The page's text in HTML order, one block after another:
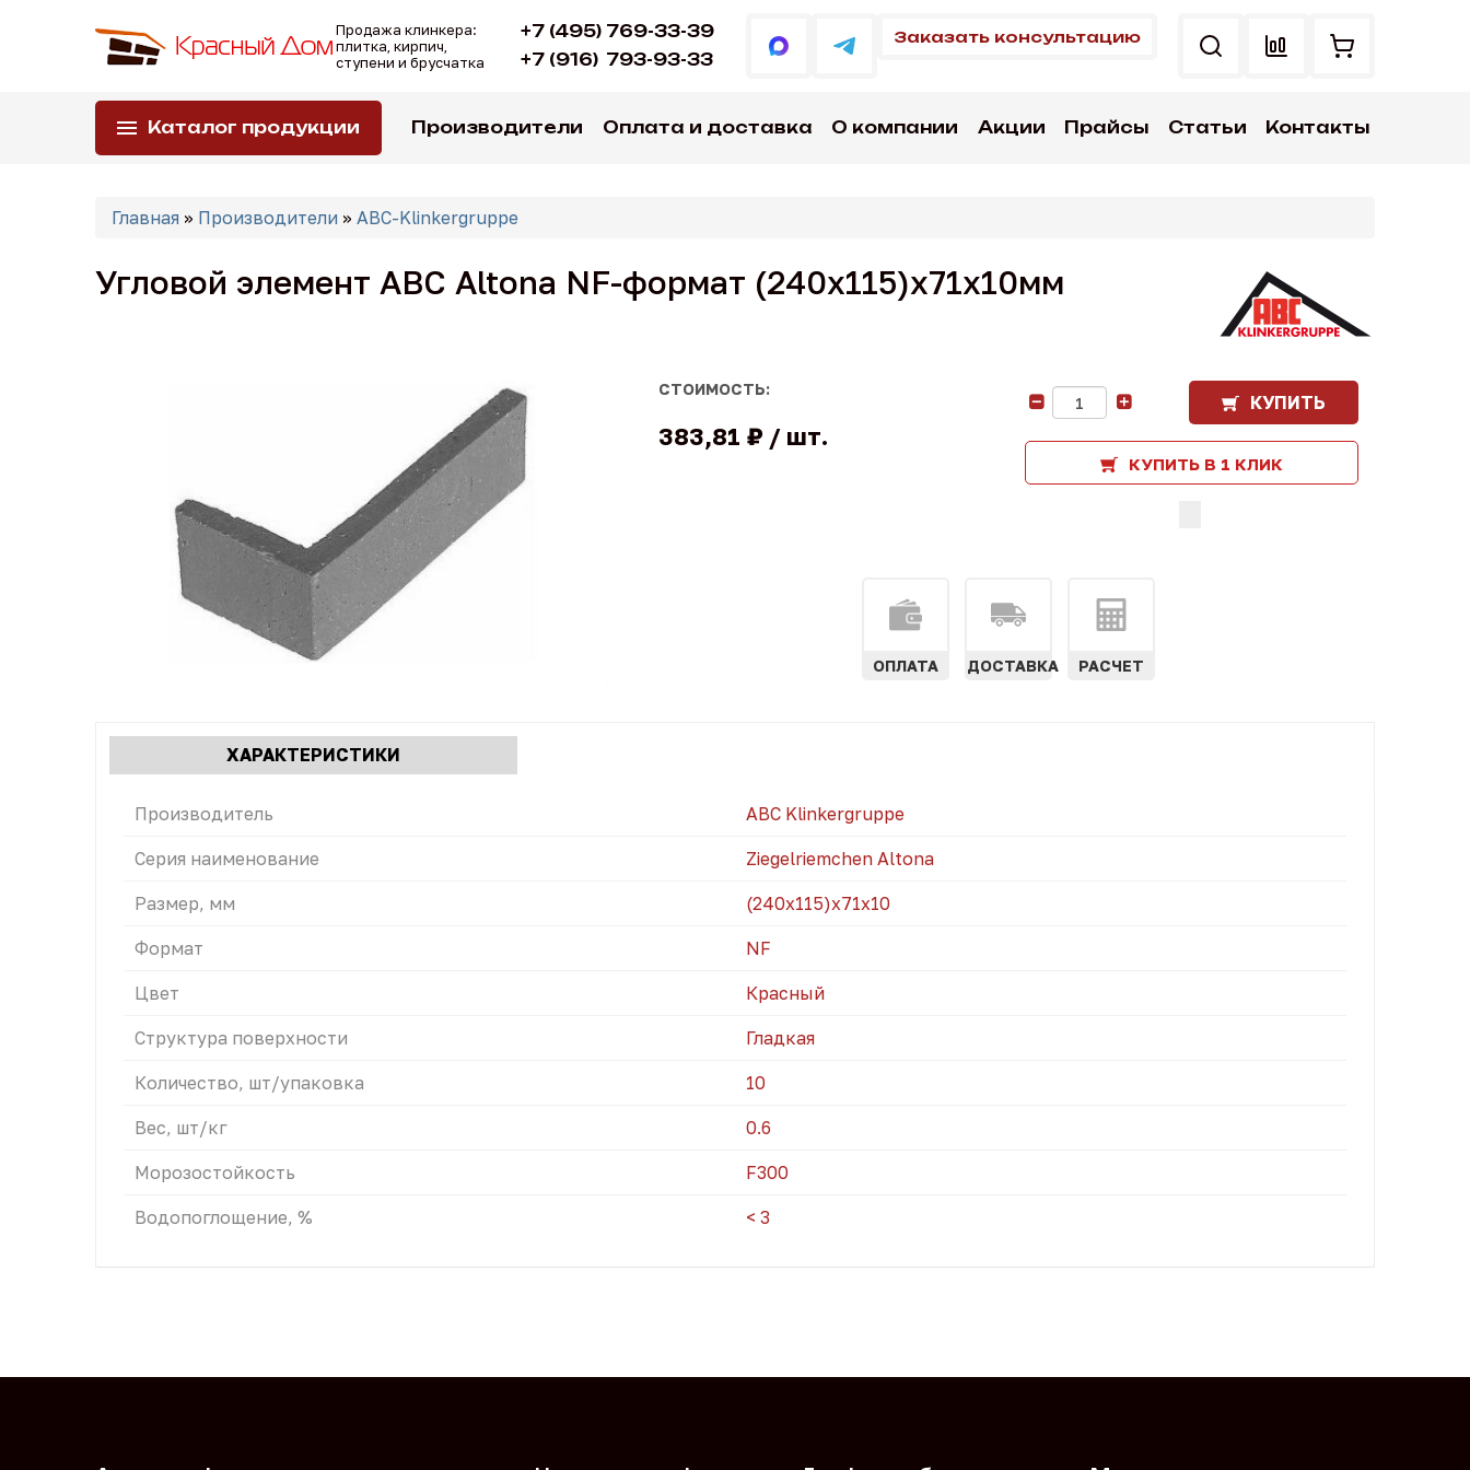
Продажа клинкера:
плитка, кирпич,
ступени и брусчатка
+7 (495) 769-33-39
+7 (916) 793-93-33
Заказать консультацию
Каталог продукции Производители Оплата и доставка О компании Акции Прайсы Статьи Контакты
Вы
Главная » Производители » ABC-Klinkergruppe
Угловой элемент ABC Altona NF-формат (240x115)x71x10мм
СТОИМОСТЬ:
383,81 ₽ шт.
КУПИТЬ
КУПИТЬ В 1 КЛИК
ОПЛАТА ДОСТАВКА РАСЧЕТ
Характеристики
табы
ХАРАКТЕРИСТИКИ
Производитель
ABC Klinkergruppe
Серия наименование Ziegelriemchen Altona
Размер, мм (240x115)х71х10
Формат NF
Цвет Красный
Структура поверхности Гладкая
Количество, шт/упаковка 10
Вес, шт/кг 0.6
Морозостойкость F300
Водопоглощение, % < 3